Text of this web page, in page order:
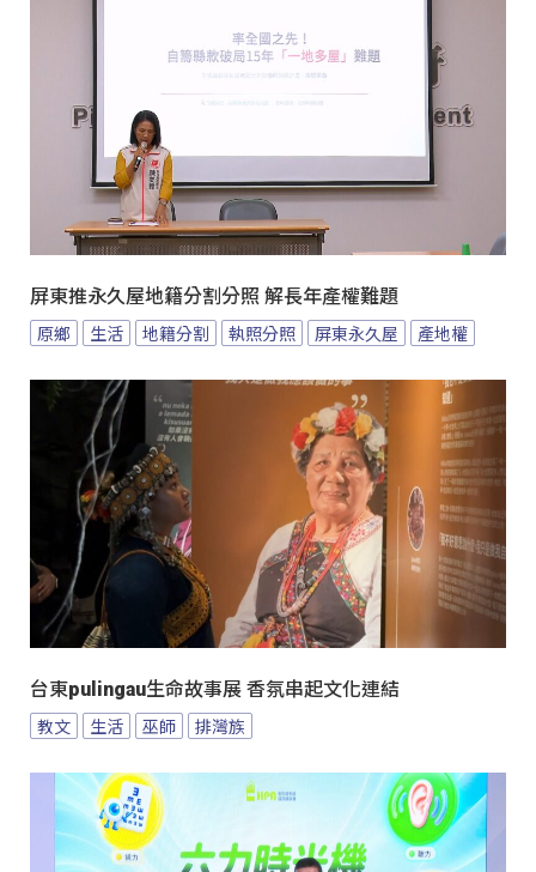
屏東推永久屋地籍分割分照 解長年產權難題
原鄉 生活 地籍分割 執照分照 屏東永久屋 產地權
台東pulingau生命故事展 香氛串起文化連結
教文 生活 巫師 排灣族